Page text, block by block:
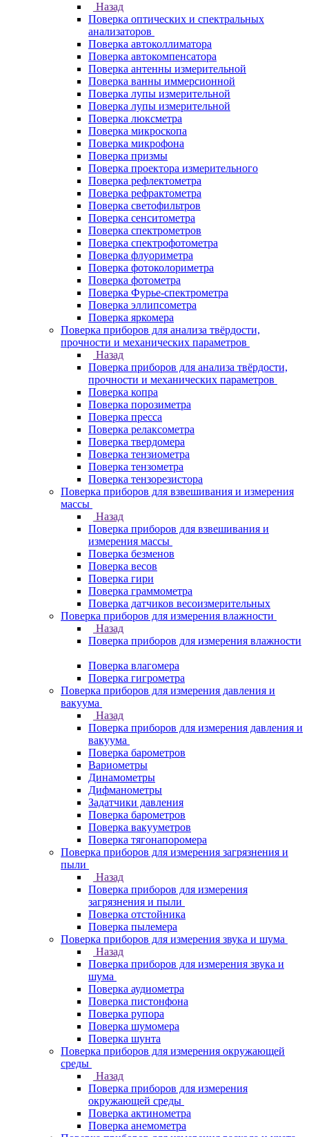
Назад
Поверка оптических и спектральных
анализаторов
Поверка автоколлиматора
Поверка автокомпенсатора
Поверка антенны измерительной
Поверка ванны иммерсионной
Поверка лупы измерительной
Поверка лупы измерительной
Поверка люксметра
Поверка микроскопа
Поверка микрофона
Поверка призмы
Поверка проектора измерительного
Поверка рефлектометра
Поверка рефрактометра
Поверка светофильтров
Поверка сенситометра
Поверка спектрометров
Поверка спектрофотометра
Поверка флуориметра
Поверка фотоколориметра
Поверка фотометра
Поверка Фурье-спектрометра
Поверка эллипсометра
Поверка яркомера
Поверка приборов для анализа твёрдости,
прочности и механических параметров
Назад
Поверка приборов для анализа твёрдости,
прочности и механических параметров
Поверка копра
Поверка порозиметра
Поверка пресса
Поверка релаксометра
Поверка твердомера
Поверка тензиометра
Поверка тензометра
Поверка тензорезистора
Поверка приборов для взвешивания и измерения
массы
Назад
Поверка приборов для взвешивания и
измерения массы
Поверка безменов
Поверка весов
Поверка гири
Поверка граммометра
Поверка датчиков весоизмерительных
Поверка приборов для измерения влажности
Назад
Поверка приборов для измерения влажности
Поверка влагомера
Поверка гигрометра
Поверка приборов для измерения давления и
вакуума
Назад
Поверка приборов для измерения давления и
вакуума
Поверка барометров
Вариометры
Динамометры
Дифманометры
Задатчики давления
Поверка барометров
Поверка вакууметров
Поверка тягонапоромера
Поверка приборов для измерения загрязнения и
пыли
Назад
Поверка приборов для измерения
загрязнения и пыли
Поверка отстойника
Поверка пылемера
Поверка приборов для измерения звука и шума
Назад
Поверка приборов для измерения звука и
шума
Поверка аудиометра
Поверка пистонфона
Поверка рупора
Поверка шумомера
Поверка шунта
Поверка приборов для измерения окружающей
среды
Назад
Поверка приборов для измерения
окружающей среды
Поверка актинометра
Поверка анемометра